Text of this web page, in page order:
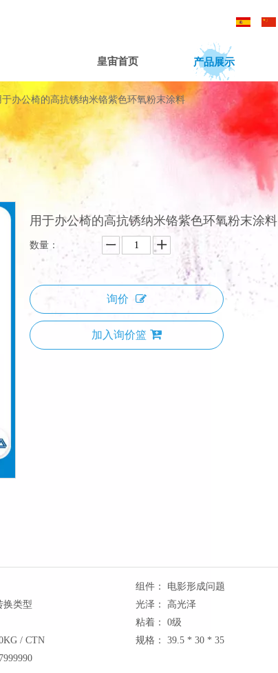
皇宙首页 产品展示
于办公椅的高抗锈纳米铬紫色环氧粉末涂料
用于办公椅的高抗锈纳米铬紫色环氧粉末涂料
数量：
询价
加入询价篮
组件：
电影形成问题
换类型 光泽：
高光泽
粘着：
0级
/ CTN 规格：
39.5 * 30 * 35